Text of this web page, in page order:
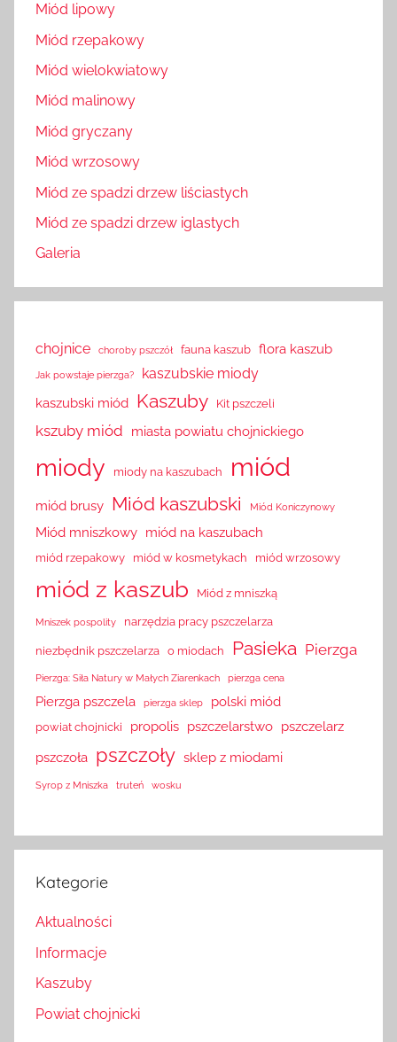
Miód lipowy
Miód rzepakowy
Miód wielokwiatowy
Miód malinowy
Miód gryczany
Miód wrzosowy
Miód ze spadzi drzew liściastych
Miód ze spadzi drzew iglastych
Galeria
chojnice choroby pszczół fauna kaszub flora kaszub
Jak powstaje pierzga? kaszubskie miody
kaszubski miód Kaszuby Kit pszczeli
kszuby miód miasta powiatu chojnickiego
miody miody na kaszubach miód
miód brusy Miód kaszubski Miód Koniczynowy
Miód mniszkowy miód na kaszubach
miód rzepakowy miód w kosmetykach miód wrzosowy
miód z kaszub Miód z mniszką
Mniszek pospolity narzędzia pracy pszczelarza
niezbędnik pszczelarza o miodach Pasieka Pierzga
Pierzga: Siła Natury w Małych Ziarenkach pierzga cena
Pierzga pszczela pierzga sklep polski miód
powiat chojnicki propolis pszczelarstwo pszczelarz
pszczoła pszczoły sklep z miodami
Syrop z Mniszka truteń wosku
Kategorie
Aktualności
Informacje
Kaszuby
Powiat chojnicki